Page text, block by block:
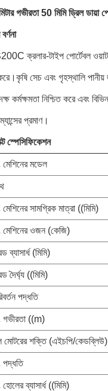
গভীরতা 50 মিমি ড্রিল
ক্রলার-টাইপ পোর্টেবল
করে।কৃষি সেচ এবং গৃহস্থালি
কর্মক্ষমতা নিশ্চিত করে এবং
প্রমাণ।
স্পেসিফিকেশন
মেশিনের মডেল
মেশিনের সামগ্রিক মাত্রা ((মিমি)
মেশিনের ওজন (কেজি)
ব্যাসার্ধ (মিমি)
দৈর্ঘ্য ((মিমি)
পদ্ধতি
গভীরতা ((m)
মোটরের শক্তি (এইচপি/কেডব্লিউ)
পদ্ধতি
হোলের ব্যাসার্ধ ((মিমি)